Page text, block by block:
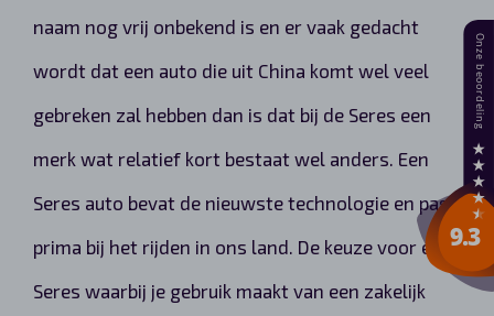
naam nog vrij onbekend is en er vaak gedacht
wordt dat een auto die uit China komt wel veel
gebreken zal hebben dan is dat bij de Seres een
merk wat relatief kort bestaat wel anders. Een
Seres auto bevat de nieuwste technologie en past
prima bij het rijden in ons land. De keuze voor een
Seres waarbij je gebruik maakt van een zakelijk